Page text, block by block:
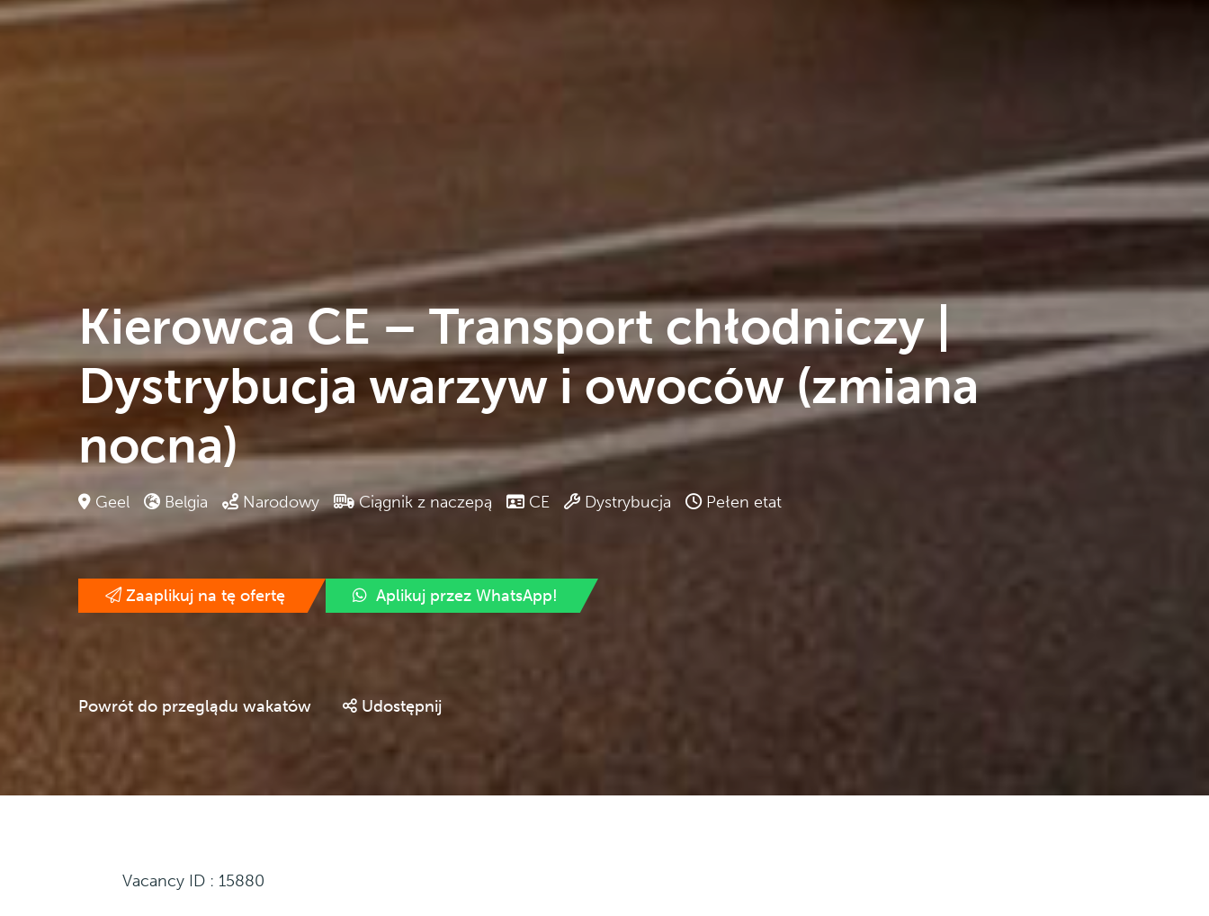
Kierowca CE – Transport chłodniczy |
Dystrybucja warzyw i owoców (zmiana
nocna)
Geel Belgia Narodowy Ciągnik z naczepą CE Dystrybucja Pełen etat
Zaaplikuj na tę ofertę Aplikuj przez WhatsApp!
Powrót do przeglądu wakatów Udostępnij
Vacancy ID : 15880